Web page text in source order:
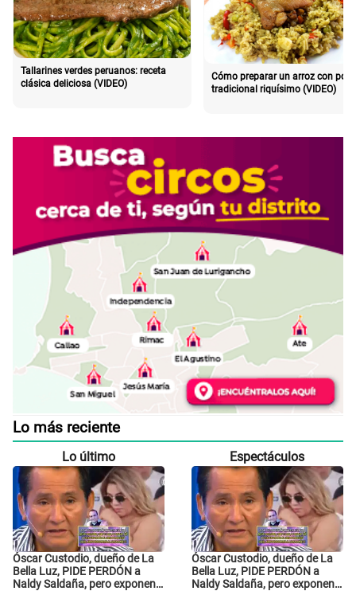
Tallarines verdes peruanos: receta
clásica deliciosa (VIDEO)
Cómo preparar un arroz con pollo
tradicional riquísimo (VIDEO)
Lo más reciente
Lo último
Óscar Custodio, dueño de La
Bella Luz, PIDE PERDÓN a
Naldy Saldaña, pero exponen
Espectáculos
Óscar Custodio, dueño de La
Bella Luz, PIDE PERDÓN a
Naldy Saldaña, pero exponen